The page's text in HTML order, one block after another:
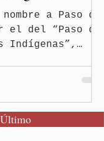
a Paso de
el del “Paso de
Indígenas”,
de
desde la